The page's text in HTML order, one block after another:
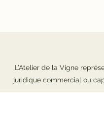
L’Atelier de la Vigne
juridique commercial ou